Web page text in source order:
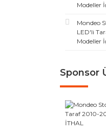
Modeller
Mondeo
LED'li
Modeller
Sponsor